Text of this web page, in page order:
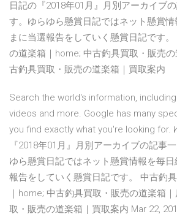
日記の『2018年01月』月別アーカイブ
す。ゆらゆら懸賞日記ではネット懸賞
まに当選報告をしていく懸賞日記です
の道楽箱｜home; 中古釣具買取・販売
古釣具買取・販売の道楽箱｜買取案内
Search the world's information,
videos and more. Google has many
you find exactly what you're looking for.
『2018年01月』月別アーカイブの記事
ゆら懸賞日記ではネット懸賞情報を毎
報告をしていく懸賞日記です。 中古釣
｜home; 中古釣具買取・販売の道楽箱
取・販売の道楽箱｜買取案内 Mar 22,